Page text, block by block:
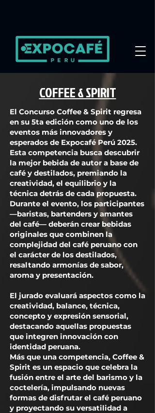
COFFEE & SPIRIT
El Concurso Coffee & Spirit regresa
en su 5ta edición como uno de los
eventos más innovadores y
esperados de Expocafé Perú 2025.
Esta competencia busca descubrir
la mejor bebida de autor a base de
café y destilados, premiando la
creatividad, el equilibrio y la
técnica detrás de cada propuesta.
Durante el evento, los participantes
—baristas, bartenders y amantes
del café— deberán crear bebidas
originales que combinen la
complejidad del café peruano con
el carácter de los destilados,
resaltando armonías de sabor,
aroma y presentación.
El jurado evaluará aspectos como la
creatividad, balance, técnica,
concepto y expresión sensorial,
destacando aquellas propuestas
que integren innovación con
identidad peruana.
Más que una competencia, Coffee &
Spirit es un espacio que celebra la
fusión entre el arte del barismo y la
coctelería, impulsando nuevas
formas de disfrutar el café peruano
y proyectando su versatilidad a